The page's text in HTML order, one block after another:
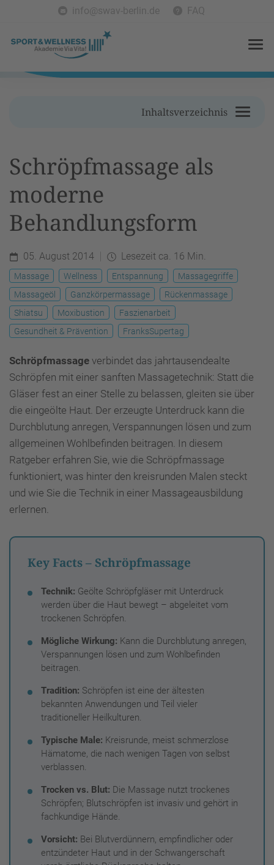
info@swav-berlin.de FAQ
Inhaltsverzeichnis
Schröpfmassage als
moderne
Behandlungsform
05. August 2014 Lesezeit ca. 16 Min.
Massage Wellness Entspannung
Massagegriffe
Massageöl
Ganzkörpermassage
Rückenmassage
Shiatsu
Moxibustion
Faszienarbeit
Gesundheit & Prävention
FranksSupertag
Schröpfmassage verbindet das jahrtausendealte
Schröpfen mit einer sanften Massagetechnik: Statt die
Gläser fest an einer Stelle zu belassen, gleiten sie über
die eingeölte Haut. Der erzeugte Unterdruck kann die
Durchblutung anregen, Verspannungen lösen und zum
allgemeinen Wohlbefinden beitragen. In diesem
Ratgeber erfahren Sie, wie die Schröpfmassage
funktioniert, was hinter den kreisrunden Malen steckt
und wie Sie die Technik in einer Massageausbildung
erlernen.
Key Facts – Schröpfmassage
Technik: Geölte Schröpfgläser mit Unterdruck
werden über die Haut bewegt – abgeleitet vom
trockenen Schröpfen.
Mögliche Wirkung: Kann die Durchblutung anregen,
Verspannungen lösen und zum Wohlbefinden
beitragen.
Tradition: Schröpfen ist eine der ältesten
bekannten Anwendungen und Teil vieler
traditioneller Heilkulturen.
Typische Male: Kreisrunde, meist schmerzlose
Hämatome, die nach wenigen Tagen von selbst
verblassen.
Trocken vs. Blut: Die Massage nutzt trockenes
Schröpfen; Blutschröpfen ist invasiv und gehört in
fachkundige Hände.
Vorsicht: Bei Blutverdünnern, empfindlicher oder
entzündeter Haut und in der Schwangerschaft